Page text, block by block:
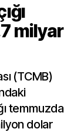
milyar
(TCMB)
temmuzda
dolar